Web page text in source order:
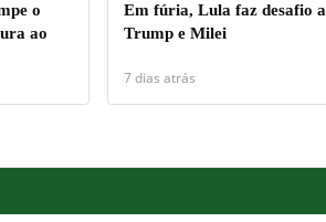
o
ao
Em fúria, Lula faz desafio a
Trump e Milei
7 dias atrás